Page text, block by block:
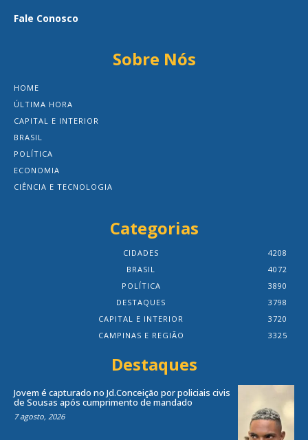
Fale Conosco
Sobre Nós
HOME
ÚLTIMA HORA
CAPITAL E INTERIOR
BRASIL
POLÍTICA
ECONOMIA
CIÊNCIA E TECNOLOGIA
Categorias
CIDADES
4208
BRASIL
4072
POLÍTICA
3890
DESTAQUES
3798
CAPITAL E INTERIOR
3720
CAMPINAS E REGIÃO
3325
Destaques
Jovem é capturado no Jd.Conceição por policiais civis
de Sousas após cumprimento de mandado
7 agosto, 2026